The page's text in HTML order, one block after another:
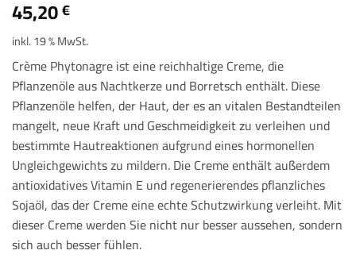
45,20€
inkl. 19 % MwSt.
Crème Phytonagre ist eine reichhaltige Creme, die
Pflanzenöle aus Nachtkerze und Borretsch enthält. Diese
Pflanzenöle helfen, der Haut, der es an vitalen Bestandteilen
mangelt, neue Kraft und Geschmeidigkeit zu verleihen und
bestimmte Hautreaktionen aufgrund eines hormonellen
Ungleichgewichts zu mildern. Die Creme enthält außerdem
antioxidatives Vitamin E und regenerierendes pflanzliches
Sojaöl, das der Creme eine echte Schutzwirkung verleiht. Mit
dieser Creme werden Sie nicht nur besser aussehen, sondern
sich auch besser fühlen.